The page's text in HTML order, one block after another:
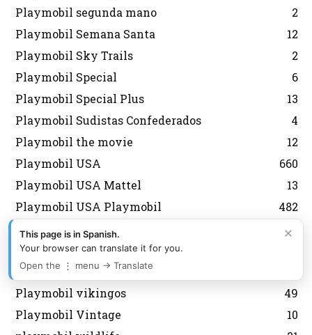
Playmobil segunda mano
2
Playmobil Semana Santa
12
Playmobil Sky Trails
2
Playmobil Special
6
Playmobil Special Plus
13
Playmobil Sudistas Confederados
4
Playmobil the movie
12
Playmobil USA
660
Playmobil USA Mattel
13
Playmobil USA Playmobil
482
Playmobil USA Schaper
165
playmobil vespas
Playmobil Victoriano
Playmobil vikingos
49
Playmobil Vintage
10
×
This page is in Spanish.
Your browser can translate it for you.
Open the ⋮ menu → Translate